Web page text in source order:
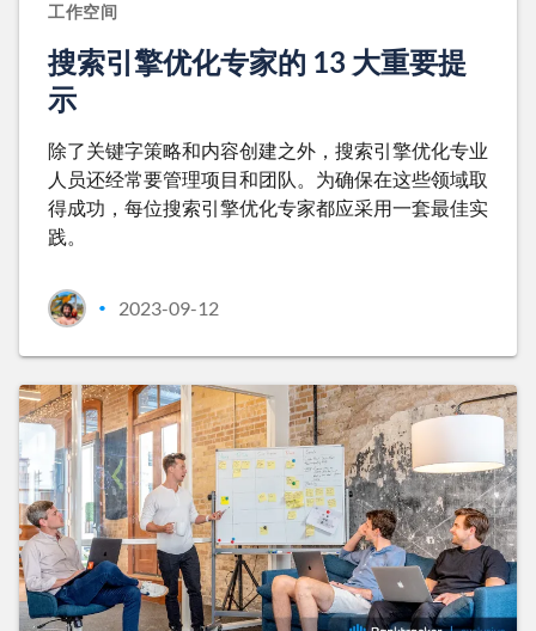
工作空间
搜索引擎优化专家的 13 大重要提
示
除了关键字策略和内容创建之外，搜索引擎优化专业
人员还经常要管理项目和团队。为确保在这些领域取
得成功，每位搜索引擎优化专家都应采用一套最佳实
践。
• 2023-09-12